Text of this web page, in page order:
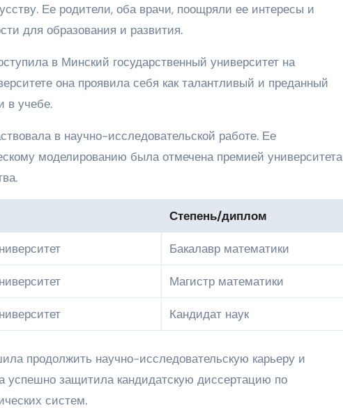
Ее родители, оба врачи, поощряли ее интересы и
для образования и развития.
в Минский государственный университет на
она проявила себя как талантливый и преданный
в учебе.
в научно-исследовательской работе. Ее
моделированию была отмечена премией университета
Степень/диплом
Бакалавр математики
Магистр математики
Кандидат наук
продолжить научно-исследовательскую карьеру и
успешно защитила кандидатскую диссертацию по
систем.